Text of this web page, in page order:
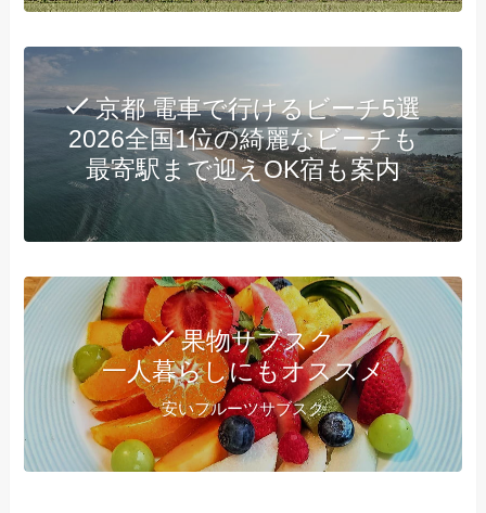
京都 電車で行けるビーチ5選
2026全国1位の綺麗なビーチも
最寄駅まで迎えOK宿も案内
果物サブスク
一人暮らしにもオススメ
安いフルーツサブスク